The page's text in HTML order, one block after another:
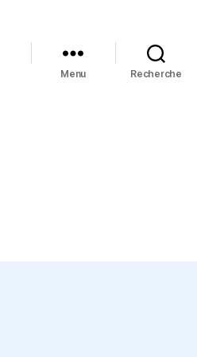
Menu Recherche